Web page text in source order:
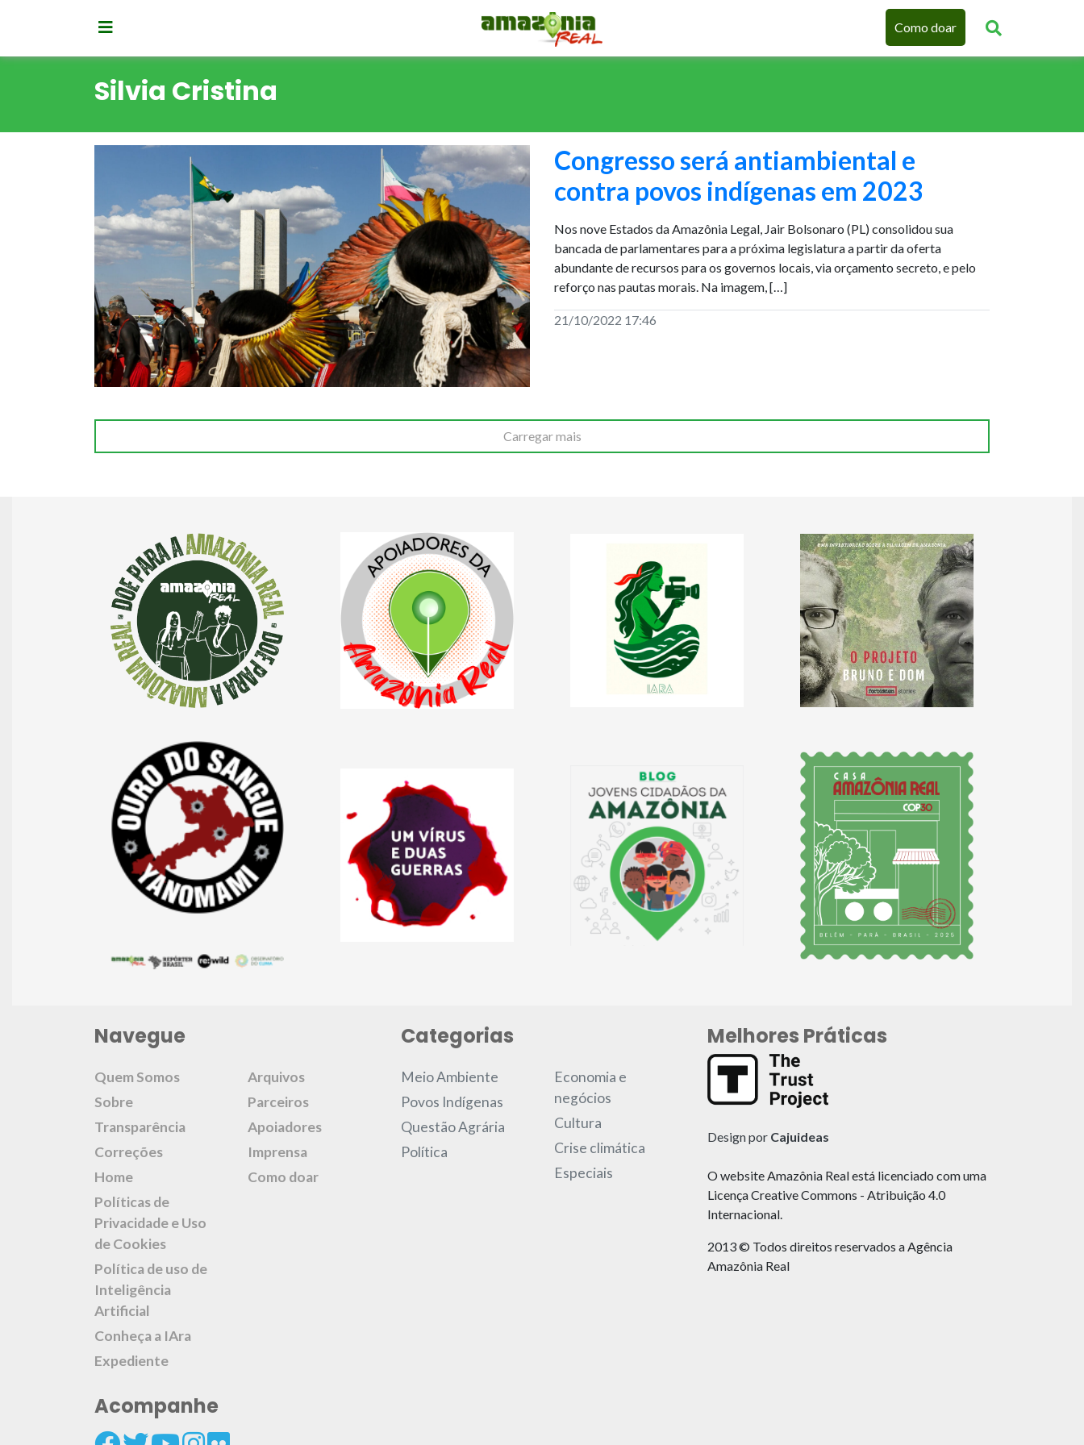
Como doar
Silvia Cristina
Congresso será antiambiental e
contra povos indígenas em 2023
Nos nove Estados da Amazônia Legal, Jair Bolsonaro (PL) consolidou sua
bancada de parlamentares para a próxima legislatura a partir da oferta
abundante de recursos para os governos locais, via orçamento secreto, e pelo
reforço nas pautas morais. Na imagem, […]
21/10/2022 17:46
Carregar mais
Navegue
Quem Somos
Sobre
Transparência
Correções
Home
Políticas de
Privacidade e Uso
de Cookies
Política de uso de
Inteligência
Artificial
Conheça a IAra
Expediente
Arquivos
Parceiros
Apoiadores
Imprensa
Como doar
Acompanhe
Categorias
Meio Ambiente
Povos Indígenas
Questão Agrária
Política
Economia e
negócios
Cultura
Crise climática
Especiais
Melhores Práticas
Design por Cajuideas
O website Amazônia Real está licenciado com uma
Licença Creative Commons - Atribuição 4.0
Internacional.
2013 © Todos direitos reservados a Agência
Amazônia Real